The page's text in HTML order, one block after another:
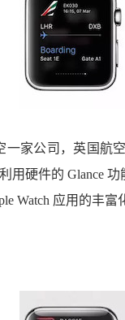
一家公司，英国航
用硬件的 Glance
Watch 应用的丰